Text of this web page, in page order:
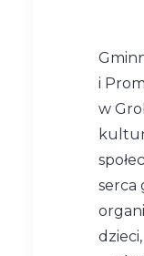
i
w
serca